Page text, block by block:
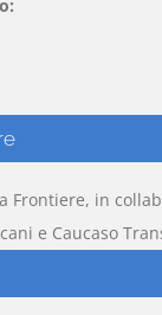
Frontiere, in
e Caucaso